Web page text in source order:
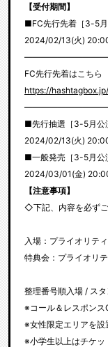
【受付期間】
■FC先行先着［3-5月
2024/02/13(火)
FC先行先着はこちら
https://hashtagbox.jp/
■先行抽選［3-5月公
2024/02/13(火)
■一般発売［3-5月公
2024/03/01(金)
【注意事項】
◇下記、内容を必ずご
入場：プライオリテ
特典会：プライオリ
整理番号順入場 / ス
※コール＆レスポンス
※女性限定エリアを設
※小学生以上はチケッ